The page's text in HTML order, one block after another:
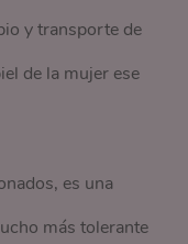
y transporte de
de la mujer ese
es una
más tolerante